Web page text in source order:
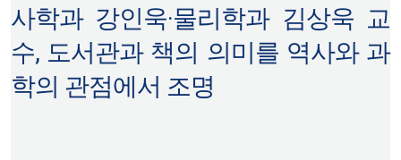
사학과 강인욱·물리학과 김상욱 교
수, 도서관과 책의 의미를 역사와 과
학의 관점에서 조명